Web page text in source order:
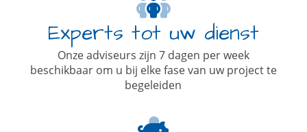
Experts tot uw dienst
Onze adviseurs zijn 7 dagen per week
beschikbaar om u bij elke fase van uw project te
begeleiden